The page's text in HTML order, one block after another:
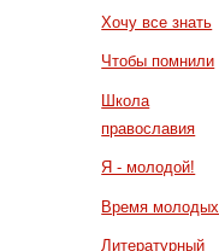
Хочу все знать
Чтобы помнили
Школа
православия
Я - молодой!
Время молодых
Литературный